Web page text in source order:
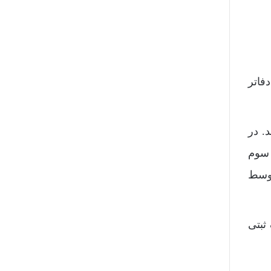
در
سوم